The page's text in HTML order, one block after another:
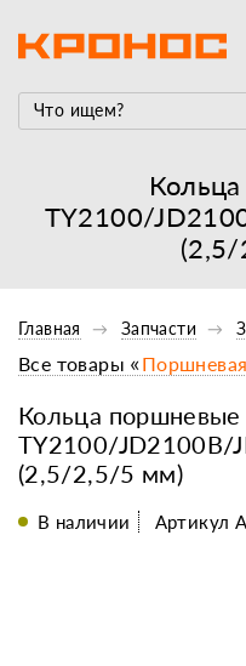
TY2100/
Главная Запчасти
Кольца поршневые
TY2100/JD2100B/
(2,5/2,5/5 мм)
Все товары «
В наличии Артикул